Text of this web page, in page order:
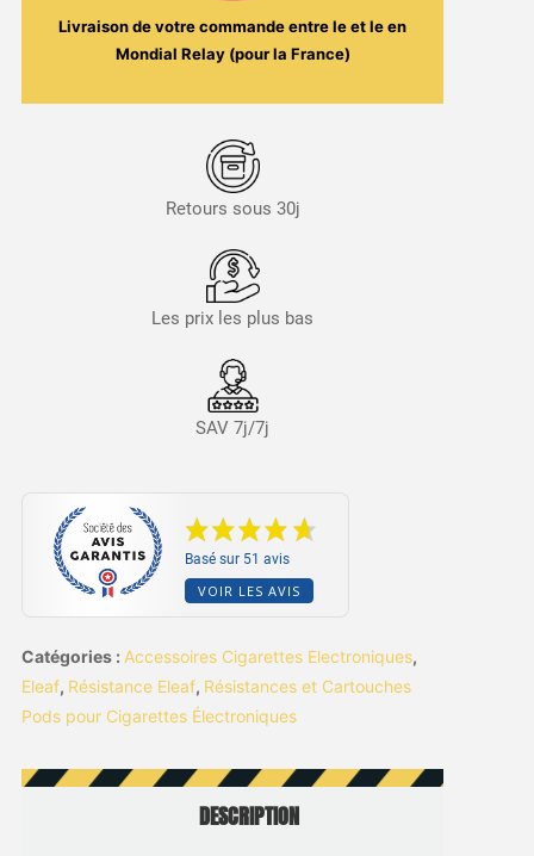
Livraison de votre commande entre leet leen
Mondial Relay (pour la France)
Retours sous 30j
Les prix les plus bas
SAV 7j/7j
Basé sur 51 avis
VOIR LES AVIS
Catégories : Accessoires Cigarettes Electroniques,
Eleaf, Résistance Eleaf, Résistances et Cartouches
Pods pour Cigarettes Électroniques
DESCRIPTION